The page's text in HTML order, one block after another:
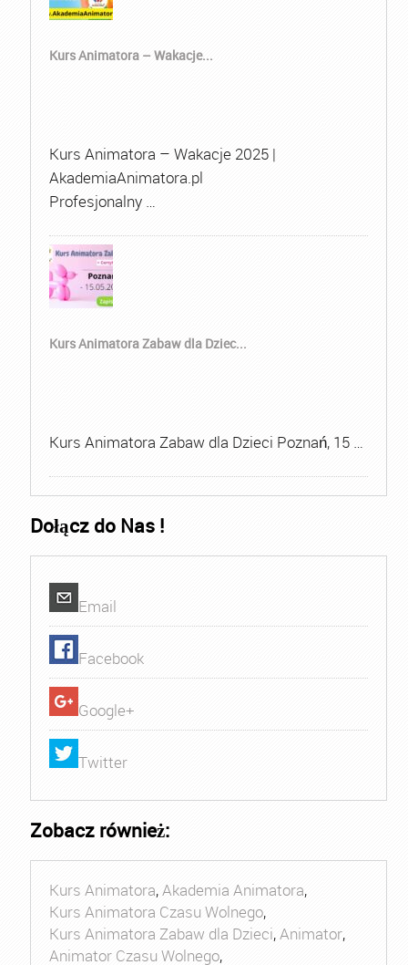
Kurs Animatora – Wakacje...
Kurs Animatora – Wakacje 2025 |
AkademiaAnimatora.pl
Profesjonalny …
Kurs Animatora Zabaw dla Dziec...
Kurs Animatora Zabaw dla Dzieci Poznań, 15 …
Dołącz do Nas !
Email
Facebook
Google+
Twitter
Zobacz również:
Kurs Animatora,Akademia Animatora,
Kurs Animatora Czasu Wolnego,
Kurs Animatora Zabaw dla Dzieci,Animator,
Animator Czasu Wolnego,